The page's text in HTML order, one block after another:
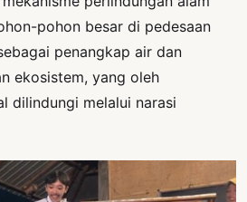
pohon besar di pedesaan
penangkap air dan
ekosistem, yang oleh
dilindungi melalui narasi